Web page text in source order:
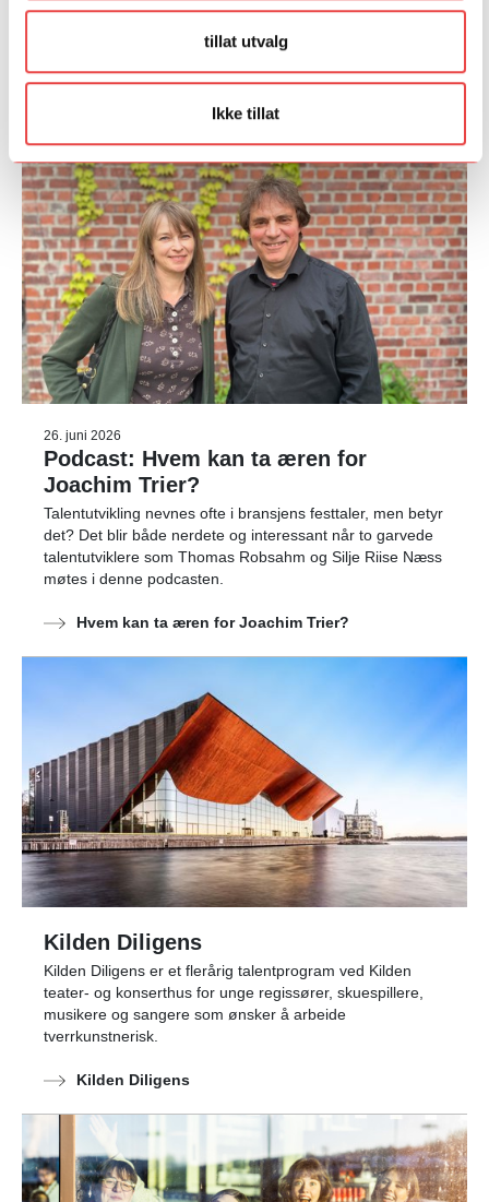
tillat utvalg
Ikke tillat
26. juni 2026
Podcast: Hvem kan ta æren for
Joachim Trier?
Talentutvikling nevnes ofte i bransjens festtaler, men betyr
det? Det blir både nerdete og interessant når to garvede
talentutviklere som Thomas Robsahm og Silje Riise Næss
møtes i denne podcasten.
Hvem kan ta æren for Joachim Trier?
Kilden Diligens
Kilden Diligens er et flerårig talentprogram ved Kilden
teater- og konserthus for unge regissører, skuespillere,
musikere og sangere som ønsker å arbeide
tverrkunstnerisk.
Kilden Diligens